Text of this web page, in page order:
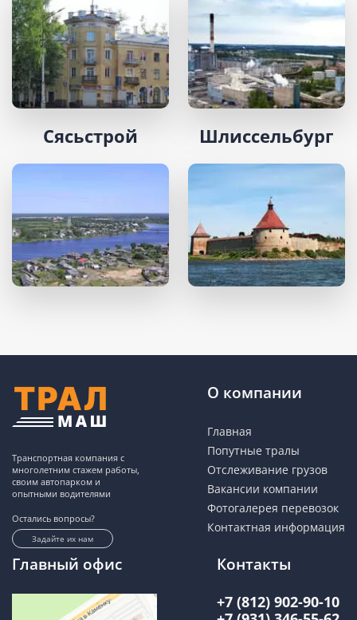
Сясьстрой Шлиссельбург
Транспортная компания с
многолетним стажем работы,
своим автопарком и
опытными водителями
Остались вопросы?
Задайте их нам
О компании
Главная
Попутные тралы
Отслеживание грузов
Вакансии компании
Фотогалерея перевозок
Контактная информация
Главный офис Контакты
+7 (812) 902-90-10